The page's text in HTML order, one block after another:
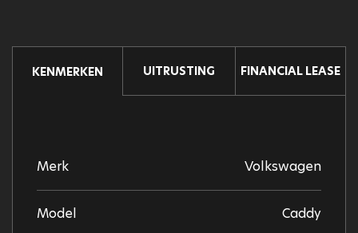
KENMERKEN UITRUSTING FINANCIAL LEASE
Merk Volkswagen
Model Caddy